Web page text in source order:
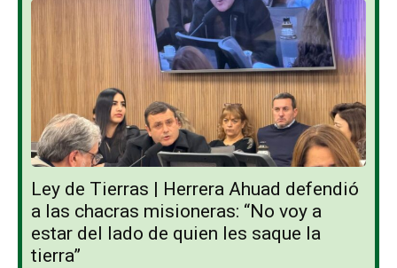
Ley de Tierras | Herrera Ahuad defendió
a las chacras misioneras: “No voy a
estar del lado de quien les saque la
tierra”